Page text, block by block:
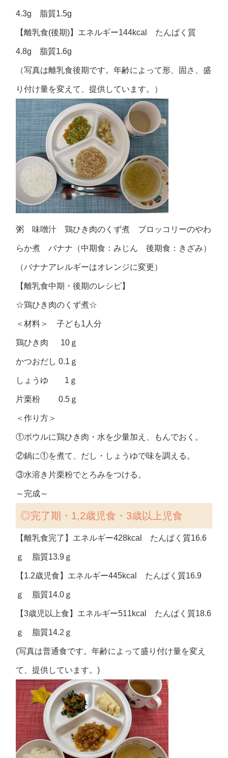
4.3g 脂質1.5g
【離乳食(後期)】エネルギー144kcal たんぱく質
4.8g 脂質1.6g
（写真は離乳食後期です。年齢によって形、固さ、盛
り付け量を変えて、提供しています。）
粥 味噌汁 鶏ひき肉のくず煮 ブロッコリーのやわ
らか煮 バナナ（中期食：みじん 後期食：きざみ）
（バナナアレルギーはオレンジに変更）
【離乳食中期・後期のレシピ】
☆鶏ひき肉のくず煮☆
＜材料＞ 子ども1人分
鶏ひき肉 10ｇ
かつおだし 0.1ｇ
しょうゆ 1ｇ
片栗粉 0.5ｇ
＜作り方＞
①ボウルに鶏ひき肉・水を少量加え、もんでおく。
②鍋に①を煮て、だし・しょうゆで味を調える。
③水溶き片栗粉でとろみをつける。
～完成～
◎完了期・1,2歳児食・3歳以上児食
【離乳食完了】エネルギー428kcal たんぱく質16.6
ｇ 脂質13.9ｇ
【1.2歳児食】エネルギー445kcal たんぱく質16.9
ｇ 脂質14.0ｇ
【3歳児以上食】エネルギー511kcal たんぱく質18.6
ｇ 脂質14.2ｇ
(写真は普通食です。年齢によって盛り付け量を変え
て、提供しています。)